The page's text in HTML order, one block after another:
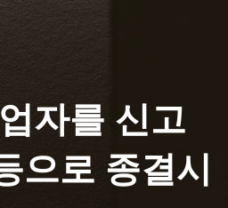
자를 신고
으로 종결시